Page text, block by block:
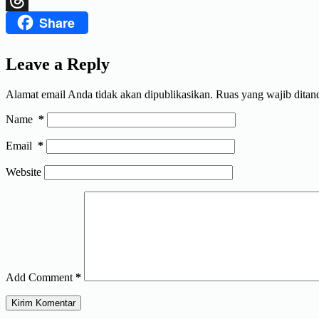
ThreadsShare
Leave a Reply
Alamat email Anda tidak akan dipublikasikan. Ruas yang wajib
Name *
Email *
Website
Add Comment *
Kirim Komentar